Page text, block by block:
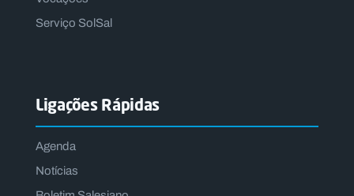
Serviço SolSal
Ligações Rápidas
Agenda
Notícias